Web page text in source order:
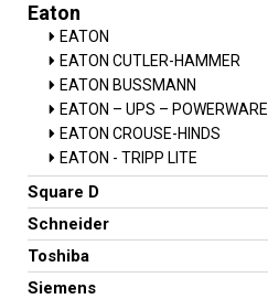
Eaton
EATON
EATON CUTLER-HAMMER
EATON BUSSMANN
EATON – UPS – POWERWARE
EATON CROUSE-HINDS
EATON - TRIPP LITE
Square D
Schneider
Toshiba
Siemens